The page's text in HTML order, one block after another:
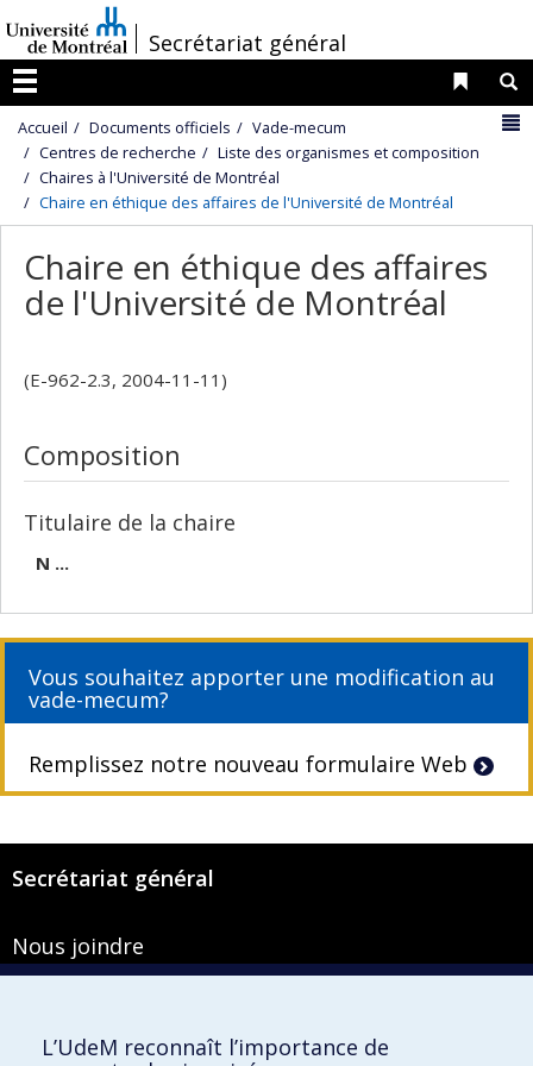
au
contenu
/
Secrétariat général
Menu
Liens
Accueil Documents officiels
Vade-mecum
Centres de recherche
Liste des organismes et composition
Chaires à l'Université de Montréal
Chaire en éthique des affaires de l'Université de Montréal
Chaire en éthique des affaires
de l'Université de Montréal
(E-962-2.3, 2004-11-11)
Composition
Titulaire de la chaire
N ...
Vous souhaitez apporter une modification au
vade-mecum?
Remplissez notre nouveau formulaire Web
Secrétariat général
Nous joindre
Montréal (Québec) H3T 1J4
L’UdeM reconnaît l’importance de